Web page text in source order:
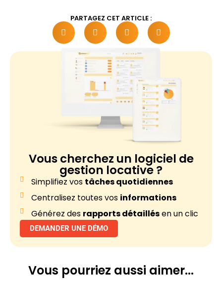
PARTAGEZ CET ARTICLE :
Vous cherchez un logiciel de
gestion locative ?
Simplifiez vos tâches quotidiennes
Centralisez toutes vos informations
Générez des rapports détaillésen un clic
DEMANDER UNE DÉMO
Vous pourriez aussi aimer...